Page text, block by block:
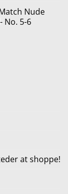
Nude
No. 5-6
at shoppe!